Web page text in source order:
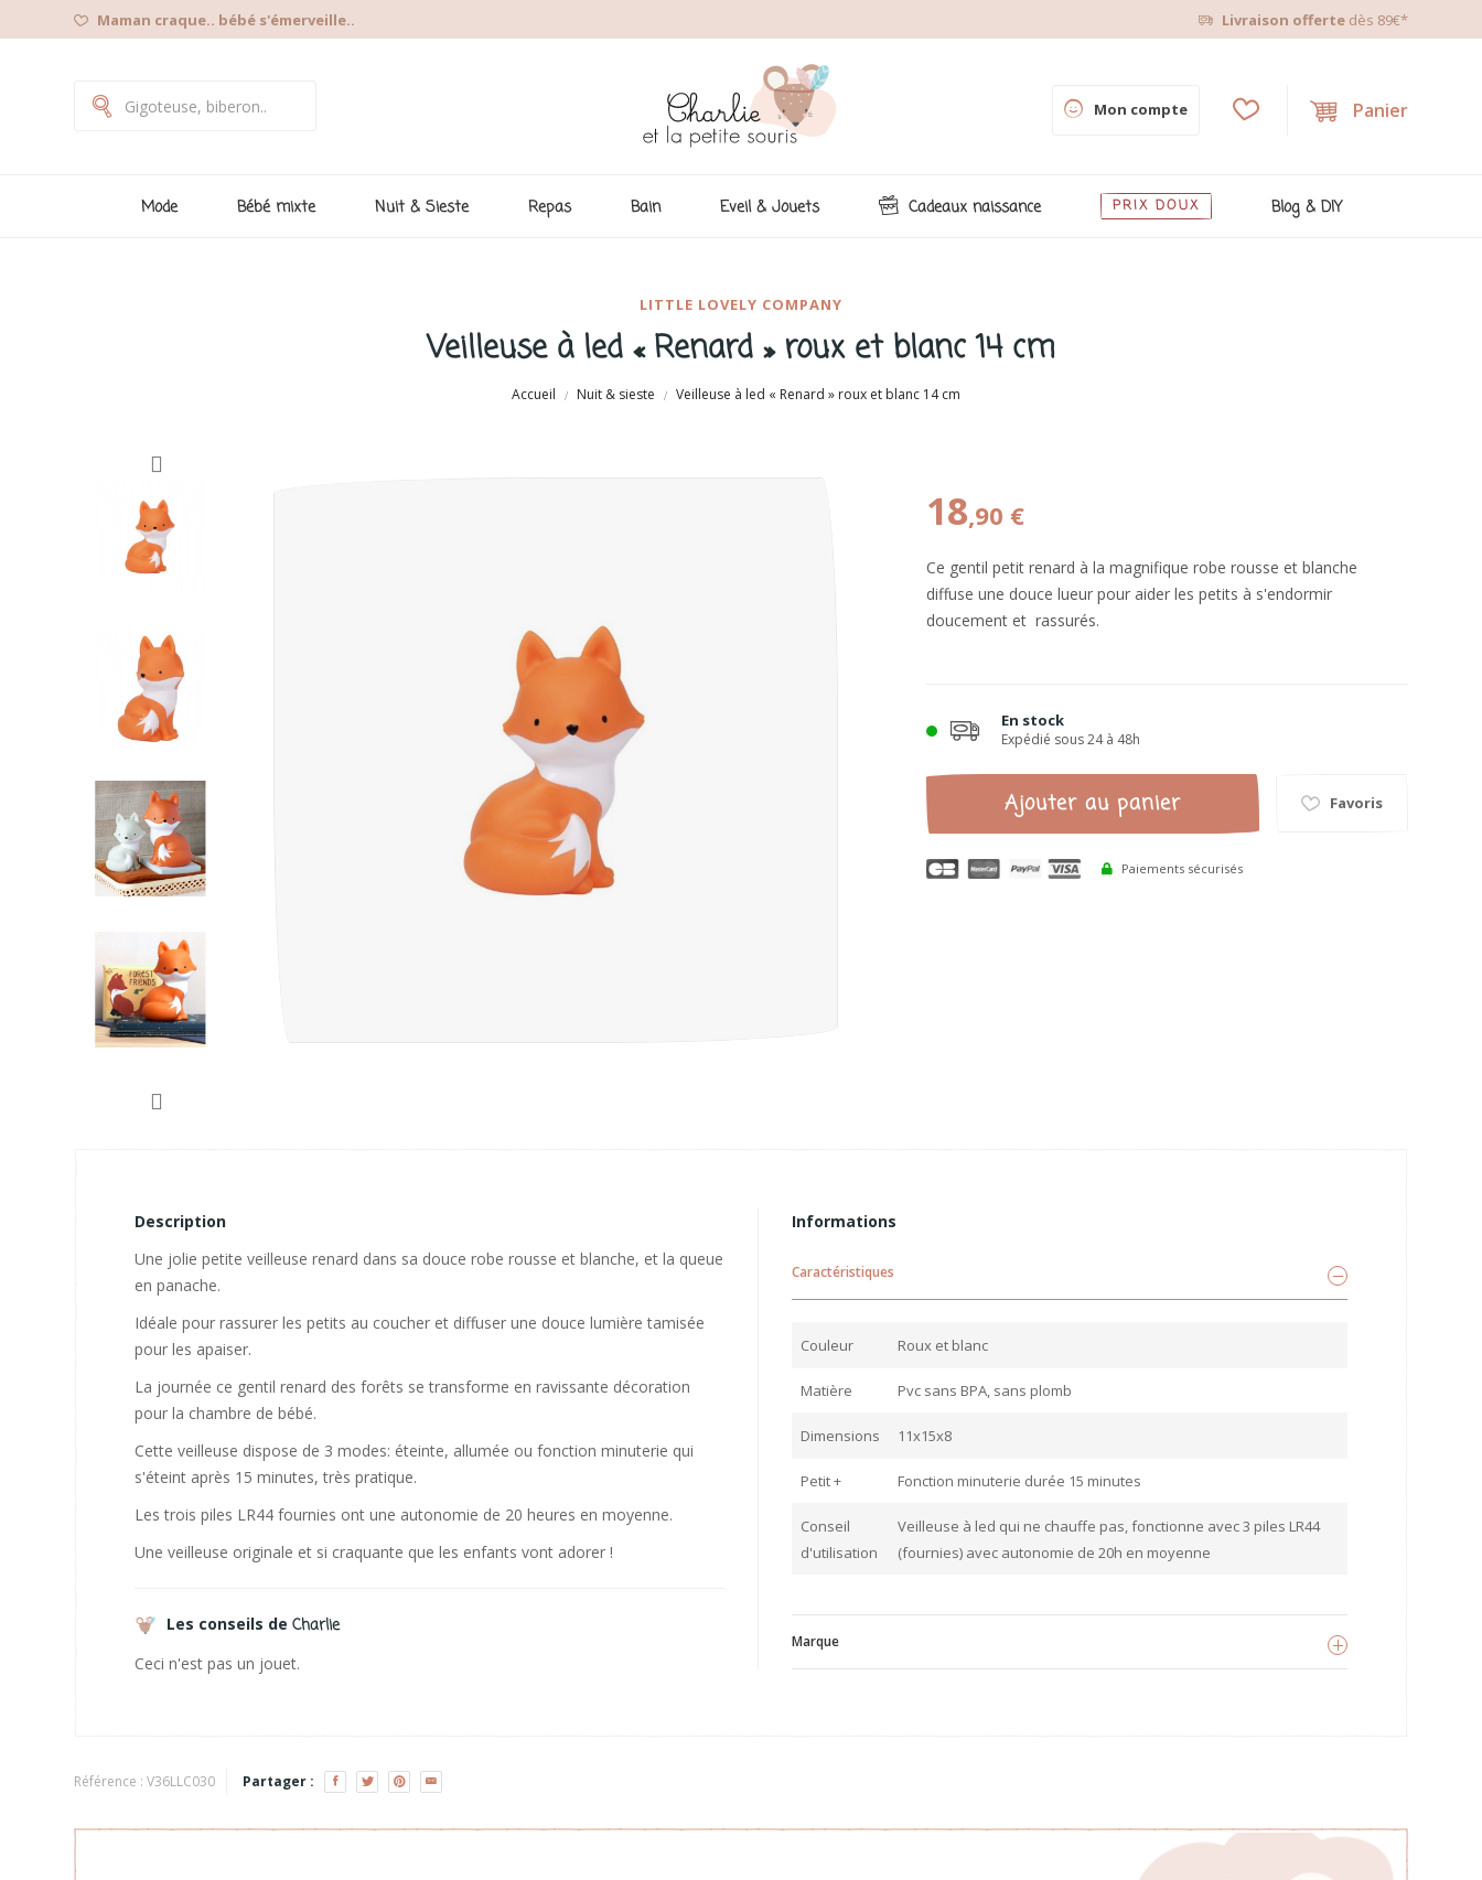
Maman craque.. bébé s'émerveille.. Livraison offerte dès 89€*
Panier
Mon compte
Mode Bébé mixte Nuit & Sieste Repas Bain Eveil & Jouets Cadeaux naissance PRIX DOUX Blog & DIY
LITTLE LOVELY COMPANY
Veilleuse à led « Renard » roux et blanc 14 cm
Accueil Nuit & sieste Veilleuse à led « Renard » roux et blanc 14 cm
18,90 €
Ce gentil petit renard à la magnifique robe rousse et blanche
diffuse une douce lueur pour aider les petits à s'endormir
doucement et rassurés.
En stock
Expédié sous 24 à 48h
Ajouter au panier Favoris
Paiements sécurisés
Description
Une jolie petite veilleuse renard dans sa douce robe rousse et blanche, et la queue
en panache.
Idéale pour rassurer les petits au coucher et diffuser une douce lumière tamisée
pour les apaiser.
La journée ce gentil renard des forêts se transforme en ravissante décoration
pour la chambre de bébé.
Cette veilleuse dispose de 3 modes: éteinte, allumée ou fonction minuterie qui
s'éteint après 15 minutes, très pratique.
Les trois piles LR44 fournies ont une autonomie de 20 heures en moyenne.
Une veilleuse originale et si craquante que les enfants vont adorer !
Les conseils de Charlie
Ceci n'est pas un jouet.
Informations
Caractéristiques
Couleur Roux et blanc
Matière Pvc sans BPA, sans plomb
Dimensions 11x15x8
Petit + Fonction minuterie durée 15 minutes
Conseil
d'utilisation
Veilleuse à led qui ne chauffe pas, fonctionne avec 3 piles LR44
(fournies) avec autonomie de 20h en moyenne
Marque
Référence : V36LLC030 Partager :